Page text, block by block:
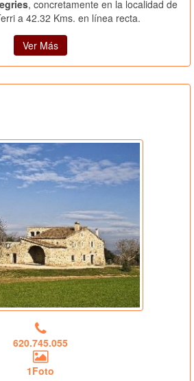
, concretamente en la localidad de
a 42.32 Kms. en línea recta.
Ver Más
620.745.055
1Foto